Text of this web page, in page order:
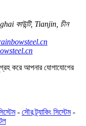
কাউন্টি, Tianjin, চীন
করে আপনার যোগাযোগের
- সৌর ট্র্যাকিং সিস্টেম-